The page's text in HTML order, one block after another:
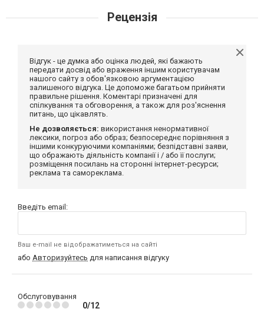
Рецензія
Відгук - це думка або оцінка людей, які бажають
передати досвід або враження іншим користувачам
нашого сайту з обов'язковою аргументацією
залишеного відгука. Це допоможе багатьом прийняти
правильне рішення. Коментарі призначені для
спілкування та обговорення, а також для роз'яснення
питань, що цікавлять.
Не дозволяється: використання ненормативної
лексики, погроз або образ; безпосереднє порівняння з
іншими конкуруючими компаніями; безпідставні заяви,
що ображають діяльність компанії і / або її послуги;
розміщення посилань на сторонні інтернет-ресурси;
реклама та самореклама.
Введіть email:
Ваш e-mail не відображатиметься на сайті
або Авторизуйтесь для написання відгуку
Обслуговування
0/12